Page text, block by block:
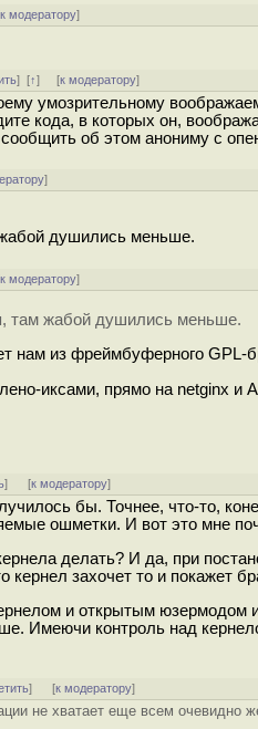
к модератору]
][↑] [к модератору]
умозрительному
кода, в которых он,
об этом анониму с
]
душились меньше.
к модератору]
там жабой душились меньше.
нам из фреймбуферного GPL-
иксами, прямо на netginx и
] [к модератору]
бы. Точнее, что-то,
ошметки. И вот это мне
делать? И да, при
кернел захочет то и покажет
и открытым юзермодом
Имеючи контроль над
] [к модератору]
не хватает еще всем очевидно